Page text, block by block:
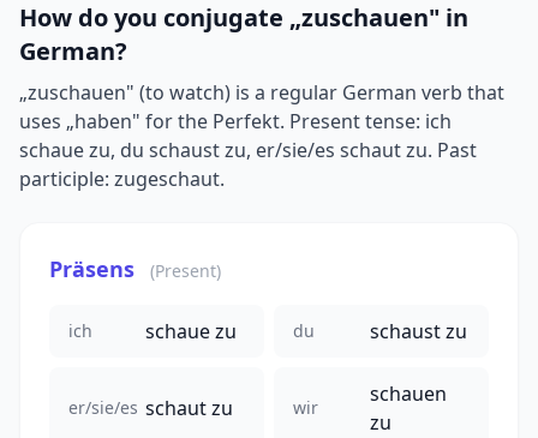
How do you conjugate „zuschauen" in
German?
„zuschauen" (to watch) is a regular German verb that
uses „haben" for the Perfekt. Present tense: ich
schaue zu, du schaust zu, er/sie/es schaut zu. Past
participle: zugeschaut.
Präsens (Present)
ich schaue zu du schaust zu
er/sie/es schaut zu wir
schauen
zu